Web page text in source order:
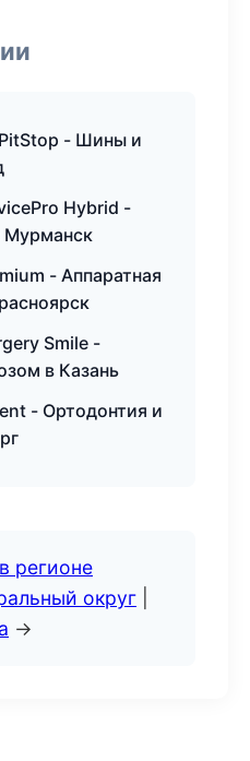
- Шины и
Hybrid -
Мурманск
- Аппаратная
Smile -
в Казань
- Ортодонтия и
регионе
округ
→